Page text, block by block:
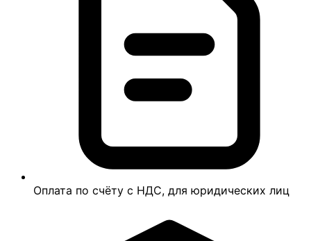
Оплата по счёту с НДС, для юридических лиц